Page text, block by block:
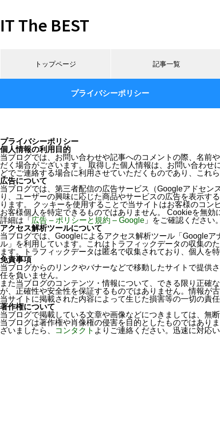
IT The BEST
トップページ 記事一覧
プライバシーポリシー
プライバシーポリシー
個人情報の利用目的
当ブログでは、お問い合わせや記事へのコメントの際、名前
だく場合がございます。 取得した個人情報は、お問い合わせ
どでご連絡する場合に利用させていただくものであり、これ
広告について
当ブログでは、第三者配信の広告サービス（Googleアドセン
り、ユーザーの興味に応じた商品やサービスの広告を表示す
ります。 クッキーを使用することで当サイトはお客様のコン
お客様個人を特定できるものではありません。 Cookieを無
詳細は「 広告 – ポリシーと規約 – Google 」をご確認ください
アクセス解析ツールについて
当ブログでは、Googleによるアクセス解析ツール「Google
ル」を利用しています。これはトラフィックデータの収集の
ます。トラフィックデータは匿名で収集されており、個人を
免責事項
当ブログからのリンクやバナーなどで移動したサイトで提供
任を負いません。
また当ブログのコンテンツ・情報について、できる限り正確
が、正確性や安全性を保証するものではありません。情報が
当サイトに掲載された内容によって生じた損害等の一切の責
著作権について
当ブログで掲載している文章や画像などにつきましては、無
当ブログは著作権や肖像権の侵害を目的としたものではあり
ざいましたら、
コンタクト よりご連絡ください。迅速に対応